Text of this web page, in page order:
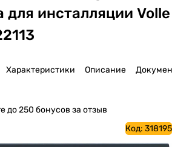
инсталляции Volle
Характеристики Описание
до 250 бонусов за отзыв
Код: 318195